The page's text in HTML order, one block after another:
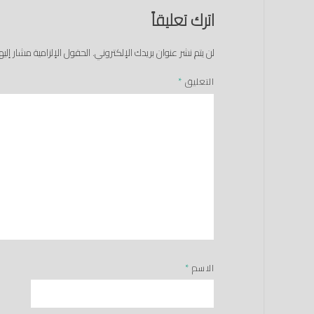
اترك تعليقاً
لن يتم نشر عنوان بريدك الإلكتروني.الحقول الإلزامية مشار
التعليق *
الاسم *